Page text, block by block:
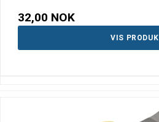
32,00 NOK
VIS